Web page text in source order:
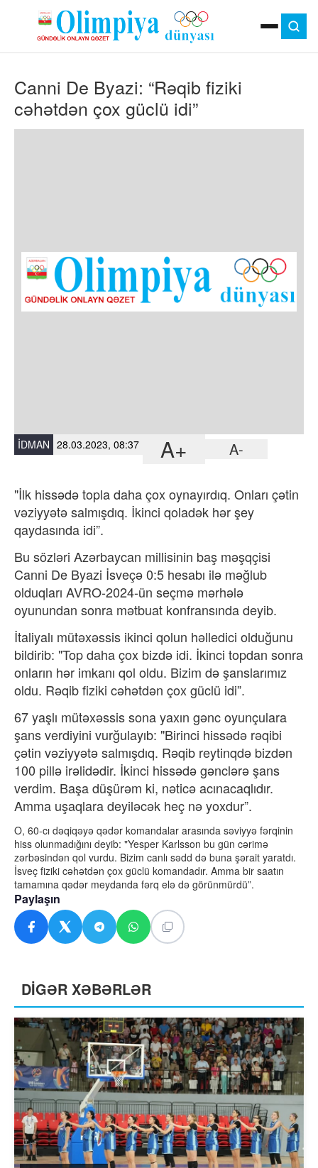
MOK
OLIMPIYA OYUNLARI
ÇAP VERSIYASI
TV
DIGƏR
Canni De Byazi: “Rəqib fiziki
cəhətdən çox güclü idi”
İDMAN 28.03.2023, 08:37 A+ A-
"İlk hissədə topla daha çox oynayırdıq. Onları çətin
vəziyyətə salmışdıq. İkinci qoladək hər şey
qaydasında idi”.
Bu sözləri Azərbaycan millisinin baş məşqçisi
Canni De Byazi İsveçə 0:5 hesabı ilə məğlub
olduqları AVRO-2024-ün seçmə mərhələ
oyunundan sonra mətbuat konfransında deyib.
İtaliyalı mütəxəssis ikinci qolun həlledici olduğunu
bildirib: "Top daha çox bizdə idi. İkinci topdan sonra
onların hər imkanı qol oldu. Bizim də şanslarımız
oldu. Rəqib fiziki cəhətdən çox güclü idi”.
67 yaşlı mütəxəssis sona yaxın gənc oyunçulara
şans verdiyini vurğulayıb: "Birinci hissədə rəqibi
çətin vəziyyətəsalmışdıq. Rəqib reytinqdə bizdən
100 pillə irəlidədir. İkinci hissədə gənclərə şans
verdim. Başa düşürəm ki, nəticə acınacaqlıdır.
Amma uşaqlara deyiləcək heç nə yoxdur”.
O, 60-cı dəqiqəyə qədər komandalar arasında səviyyə fərqinin
hiss olunmadığını deyib: "Yesper Karlsson bu gün cərimə
zərbəsindən qol vurdu. Bizim canlı sədd də buna şərait yaratdı.
İsveç fiziki cəhətdən çox güclü komandadır. Amma bir saatın
tamamına qədər meydanda fərq elə də görünmürdü”.
Paylaşın
DİGƏR XƏBƏRLƏR